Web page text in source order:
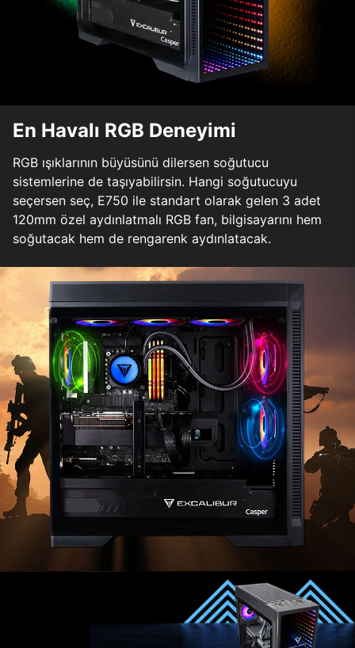
En Havalı RGB Deneyimi
RGB ışıklarının büyüsünü dilersen soğutucu
sistemlerine de taşıyabilirsin. Hangi soğutucuyu
seçersen seç, E750 ile standart olarak gelen 3 adet
120mm özel aydınlatmalı RGB fan, bilgisayarını hem
soğutacak hem de rengarenk aydınlatacak.